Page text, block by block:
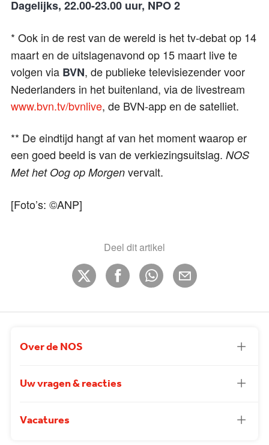
Dagelijks, 22.00-23.00 uur, NPO 2
* Ook in de rest van de wereld is het tv-debat op 14
maart en de uitslagenavond op 15 maart live te
volgen via BVN, de publieke televisiezender voor
Nederlanders in het buitenland, via de livestream
www.bvn.tv/bvnlive, de BVN-app en de satelliet.
** De eindtijd hangt af van het moment waarop er
een goed beeld is van de verkiezingsuitslag. NOS
Met het Oog op Morgen vervalt.
[Foto’s: ©ANP]
Deel dit artikel
Over de NOS
Uw vragen & reacties
Vacatures